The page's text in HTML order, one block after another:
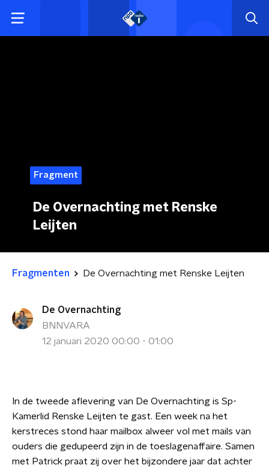
Fragment
De Overnachting met Renske
Leijten
Fragmenten De Overnachting met Renske Leijten
De Overnachting
BNNVARA
12 januari 2020 00:00 - 01:00
In de tweede aflevering van De Overnachting is Sp-
Kamerlid Renske Leijten te gast. Een week na het
kerstreces stond haar mailbox alweer vol met mails van
ouders die gedupeerd zijn in de toeslagenaffaire. Samen
met Patrick praat zij over het bijzondere jaar dat achter